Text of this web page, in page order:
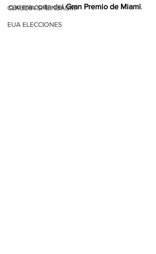
CLAUDIA SHEINBAUM
EUA ELECCIONES
carrera corta del Gran Premio de Miami.